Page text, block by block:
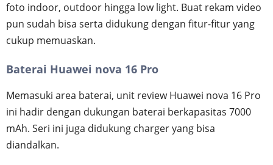
foto indoor, outdoor hingga low light. Buat rekam video
pun sudah bisa serta didukung dengan fitur-fitur yang
cukup memuaskan.
Baterai Huawei nova 16 Pro
Memasuki area baterai, unit review Huawei nova 16 Pro
ini hadir dengan dukungan baterai berkapasitas 7000
mAh. Seri ini juga didukung charger yang bisa
diandalkan.